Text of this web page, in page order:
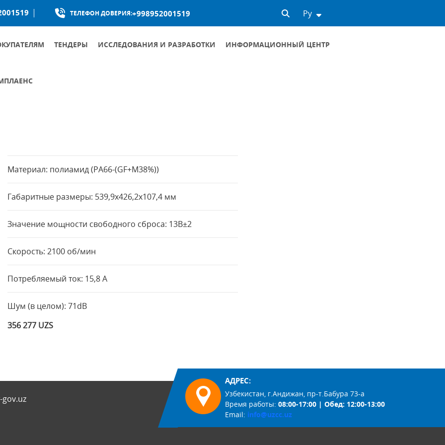
ТЕЛЕФОН ДОВЕРИЯ:+998952001519 Ру
ТЕНДЕРЫ ИССЛЕДОВАНИЯ И РАЗРАБОТКИ ИНФОРМАЦИОННЫЙ ЦЕНТР
Материал: полиамид (PA66-(GF+М38%))
Габаритные размеры: 539,9x426,2x107,4 мм
Значение мощности свободного сброса: 13В±2
Скорость: 2100 об/мин
Потребляемый ток: 15,8 А
Шум (в целом): 71dB
356 277 UZS
gov.uz
АДРЕС:
Узбекистан, г.Андижан, пр-т.Бабура 73-а
Время работы:08:00-17:00 | Обед: 12:00-13:00
Email: info@uzcc.uz